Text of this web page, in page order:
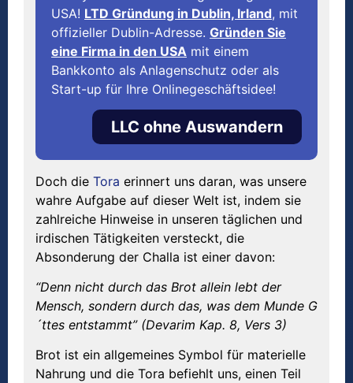
USA! LTD Gründung in Dublin, Irland, mit
offizieller Dublin-Adresse. Gründen Sie
eine Firma in den USA mit einem
Bankkonto als Anlagenschutz oder als
Start-up für Ihre Onlinegeschäftsidee!
LLC ohne Auswandern
Doch die Tora erinnert uns daran, was unsere
wahre Aufgabe auf dieser Welt ist, indem sie
zahlreiche Hinweise in unseren täglichen und
irdischen Tätigkeiten versteckt, die
Absonderung der Challa ist einer davon:
“Denn nicht durch das Brot allein lebt der
Mensch, sondern durch das, was dem Munde G
´ttes entstammt” (Devarim Kap. 8, Vers 3)
Brot ist ein allgemeines Symbol für materielle
Nahrung und die Tora befiehlt uns, einen Teil